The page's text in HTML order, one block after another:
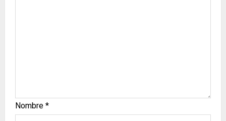
Nombre *